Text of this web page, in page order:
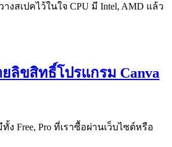
สเปคไว้ในใจ CPU มี Intel, AMD แล้ว
ลิขสิทธิ์โปรแกรม Canva
ง Free, Pro ที่เราซื้อผ่านเว็บไซต์หรือ